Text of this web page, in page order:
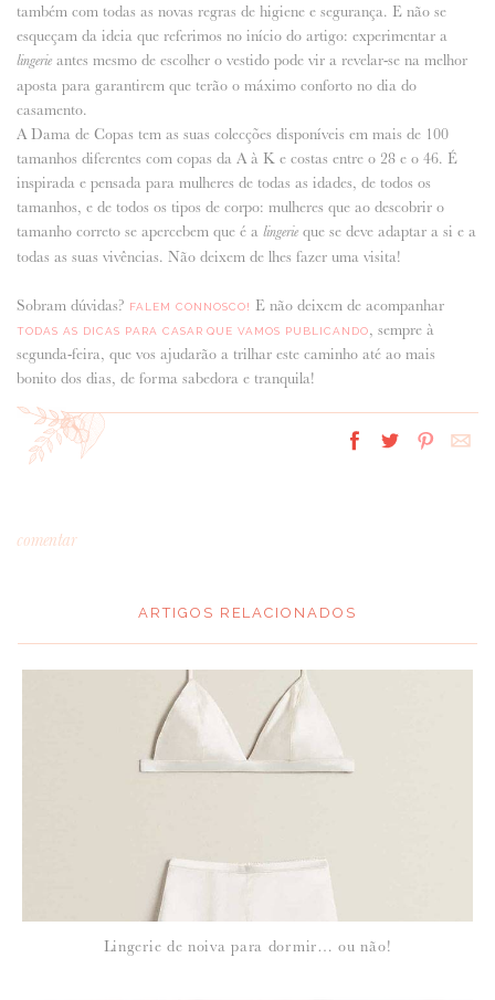
também com todas as novas regras de higiene e segurança. E não se
esqueçam da ideia que referimos no início do artigo: experimentar a
lingerie antes mesmo de escolher o vestido pode vir a revelar-se na melhor
aposta para garantirem que terão o máximo conforto no dia do
casamento.
A Dama de Copas tem as suas colecções disponíveis em mais de 100
tamanhos diferentes com copas da A à K e costas entre o 28 e o 46. É
inspirada e pensada para mulheres de todas as idades, de todos os
tamanhos, e de todos os tipos de corpo: mulheres que ao descobrir o
tamanho correto se apercebem que é a lingerie que se deve adaptar a si e a
todas as suas vivências. Não deixem de lhes fazer uma visita!
Sobram dúvidas? FALEM CONNOSCO! E não deixem de acompanhar
TODAS AS DICAS PARA CASAR QUE VAMOS PUBLICANDO, sempre à
segunda-feira, que vos ajudarão a trilhar este caminho até ao mais
bonito dos dias, de forma sabedora e tranquila!
comentar
ARTIGOS RELACIONADOS
Lingerie de noiva para dormir… ou não!